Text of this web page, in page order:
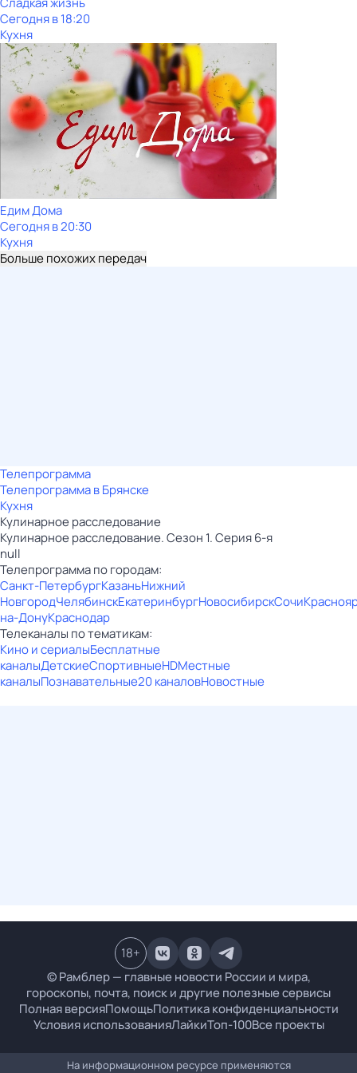
Сегодня в 18:20
Кухня
Едим Дома
Сегодня в 20:30
Кухня
Больше похожих передач
Телепрограмма
Телепрограмма в Брянске
Кухня
Кулинарное расследование
Кулинарное расследование. Сезон 1. Серия 6-я
null
Телепрограмма по городам:
Санкт-ПетербургКазаньНижний
НовгородЧелябинскЕкатеринбургНовосибирскСочи
на-ДонуКраснодар
Телеканалы по тематикам:
Кино и сериалыБесплатные
каналыДетскиеСпортивныеHDМестные
каналыПознавательные20 каналовНовостные
© Рамблер — главные новости России и мира,
гороскопы, почта, поиск и другие полезные сервисы
Полная версияПомощьПолитика конфиденциальности
Условия использованияЛайкиТоп-100Все проекты
18+
На информационном ресурсе применяются